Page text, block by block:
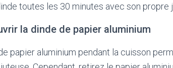
toutes les 30 minutes avec son propre
la dinde de papier aluminium
papier aluminium pendant la cuisson